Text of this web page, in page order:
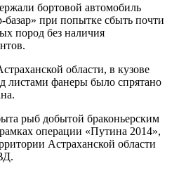
бортовой автомобиль
базар» при попытке сбыть почти
пород без наличия
области, в кузове
листами фанеры было спрятано
рыб добытой браконьерским
операции «Путина 2014»,
Астраханской области